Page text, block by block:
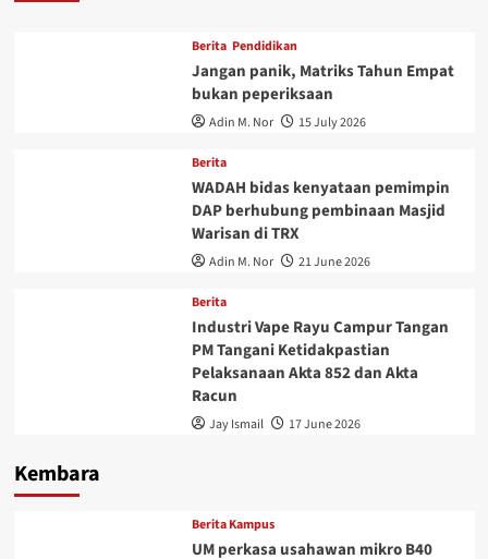
Berita Pendidikan
Jangan panik, Matriks Tahun Empat
bukan peperiksaan
Adin M. Nor 15 July 2026
Berita
WADAH bidas kenyataan pemimpin
DAP berhubung pembinaan Masjid
Warisan di TRX
Adin M. Nor 21 June 2026
Berita
Industri Vape Rayu Campur Tangan
PM Tangani Ketidakpastian
Pelaksanaan Akta 852 dan Akta
Racun
Jay Ismail 17 June 2026
Kembara
Berita Kampus
UM perkasa usahawan mikro B40